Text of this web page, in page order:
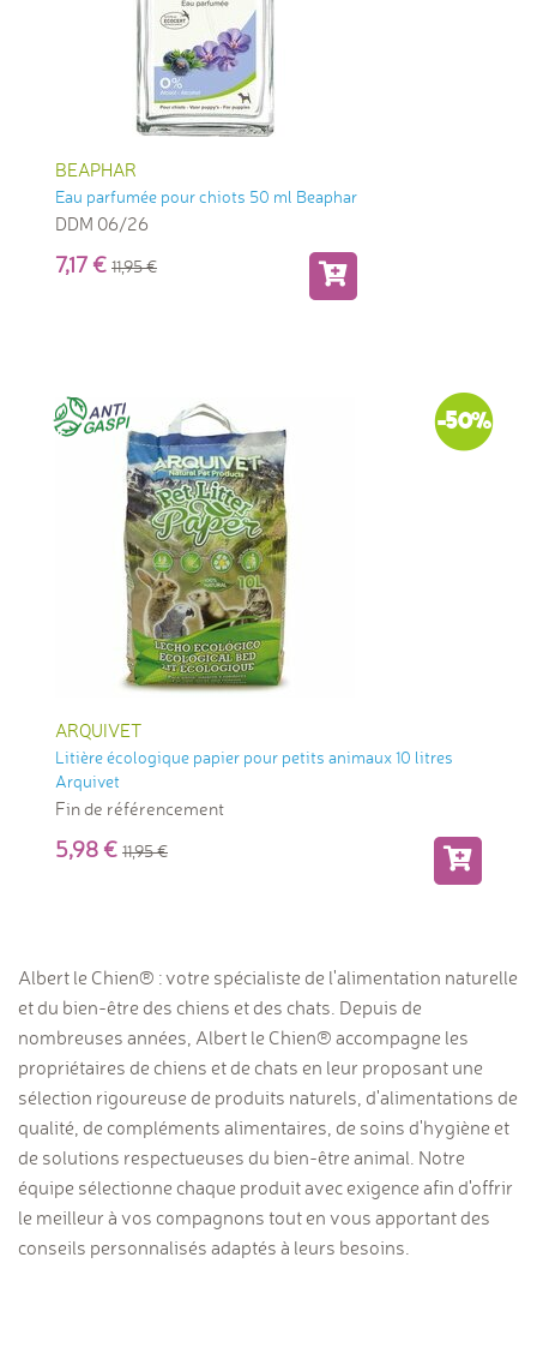
BEAPHAR
Eau parfumée pour chiots 50 ml Beaphar
DDM 06/26
7,17 11,95
-50%
ARQUIVET
Litière écologique papier pour petits animaux 10 litres
Arquivet
Fin de référencement
5,98 11,95
Albert le Chien® : votre spécialiste de l'alimentation naturelle
et du bien-être des chiens et des chats. Depuis de
nombreuses années, Albert le Chien® accompagne les
propriétaires de chiens et de chats en leur proposant une
sélection rigoureuse de produits naturels, d'alimentations de
qualité, de compléments alimentaires, de soins d'hygiène et
de solutions respectueuses du bien-être animal. Notre
équipe sélectionne chaque produit avec exigence afin d'offrir
le meilleur à vos compagnons tout en vous apportant des
conseils personnalisés adaptés à leurs besoins.